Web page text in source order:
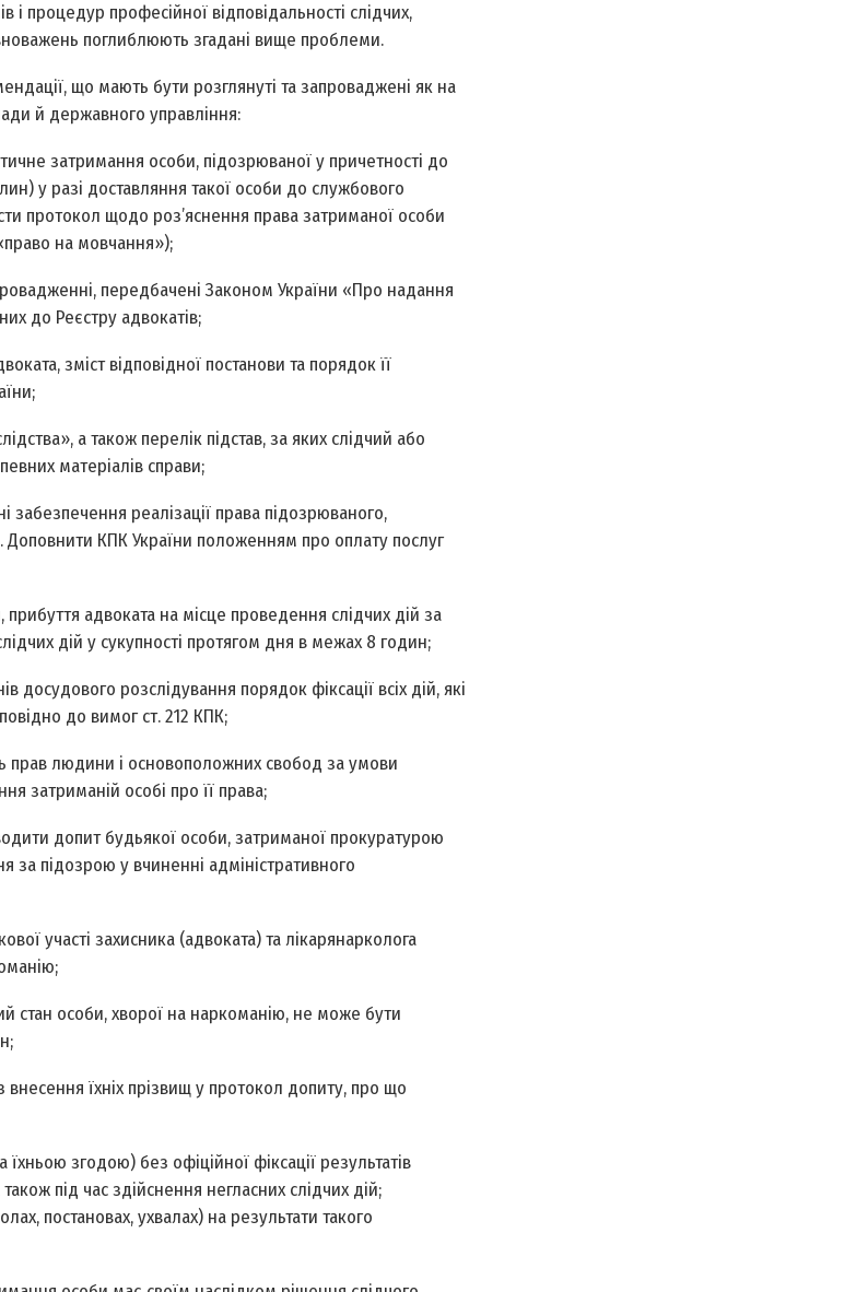
і процедур професійної відповідальності слідчих,
поглиблюють згадані вище проблеми.
що мають бути розглянуті та запроваджені як на
й державного управління:
затримання особи, підозрюваної у причетності до
у разі доставляння такої особи до службового
протокол щодо роз’яснення права затриманої особи
на мовчання»);
передбачені Законом України «Про надання
до Реєстру адвокатів;
зміст відповідної постанови та порядок її
а також перелік підстав, за яких слідчий або
матеріалів справи;
реалізації права підозрюваного,
КПК України положенням про оплату послуг
адвоката на місце проведення слідчих дій за
дій у сукупності протягом дня в межах 8 годин;
досудового розслідування порядок фіксації всіх дій, які
до вимог ст. 212 КПК;
прав людини і основоположних свобод за умови
затриманій особі про її права;
допит будь­якої особи, затриманої прокуратурою
підозрою у вчиненні адміністративного
участі захисника (адвоката) та лікаря­нарколога
стан особи, хворої на наркоманію, не може бути
внесення їхніх прізвищ у протокол допиту, про що
згодою) без офіційної фіксації результатів
під час здійснення негласних слідчих дій;
постановах, ухвалах) на результати такого